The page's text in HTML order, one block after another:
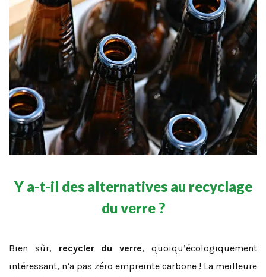
Y a-t-il des alternatives au recyclage
du verre ?
Bien sûr, recycler du verre, quoiqu’écologiquement
intéressant, n’a pas zéro empreinte carbone ! La meilleure